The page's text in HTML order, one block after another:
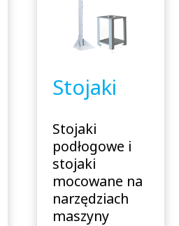
Stojaki
Stojaki
podłogowe i
stojaki
mocowane na
narzędziach
maszyny